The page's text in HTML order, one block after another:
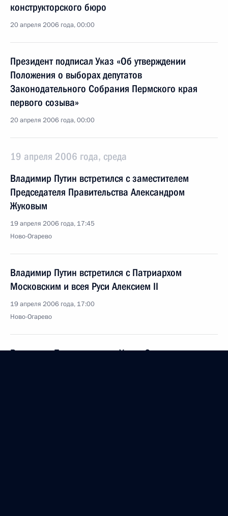
конструкторского бюро
20 апреля 2006 года, 00:00
Президент подписал Указ «Об утверждении
Положения о выборах депутатов
Законодательного Собрания Пермского края
первого созыва»
20 апреля 2006 года, 00:00
19 апреля 2006 года, среда
Владимир Путин встретился с заместителем
Председателя Правительства Александром
Жуковым
19 апреля 2006 года, 17:45
Ново-Огарево
Владимир Путин встретился с Патриархом
Московским и всея Руси Алексием II
19 апреля 2006 года, 17:00
Ново-Огарево
Владимир Путин подписал Указ «О внесении